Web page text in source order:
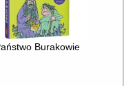
Burakowie